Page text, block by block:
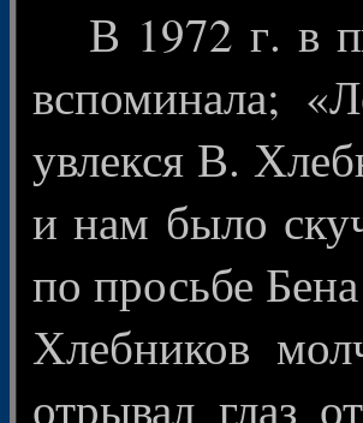
В 1972 г. в
вспоминала;
увлекся В.
и нам было
по просьбе
Хлебников
отрывал глаз